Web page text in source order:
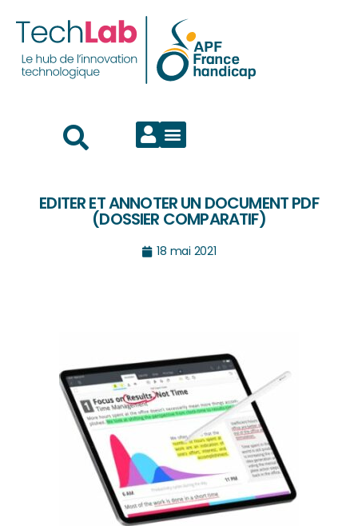
EDITER ET ANNOTER UN DOCUMENT PDF
(DOSSIER COMPARATIF)
18 mai 2021